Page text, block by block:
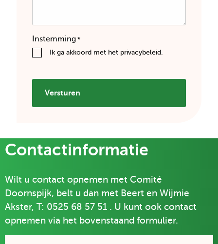
Instemming *
Ik ga akkoord met het privacybeleid.
Contactinformatie
Wilt u contact opnemen met Comité
Doornspijk, belt u dan met Beert en Wijmie
Akster, T: 0525 68 57 51 . U kunt ook contact
opnemen via het bovenstaand formulier.